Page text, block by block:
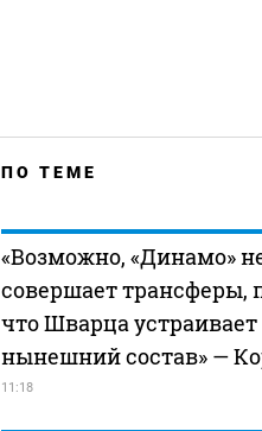
ПО ТЕМЕ
«Возможно, «Динамо»
совершает трансферы,
что Шварца устраивает
нынешний состав» —
11:18